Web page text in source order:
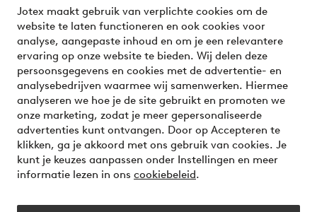
Jotex maakt gebruik van verplichte cookies om de
website te laten functioneren en ook cookies voor
analyse, aangepaste inhoud en om je een relevantere
ervaring op onze website te bieden. Wij delen deze
persoonsgegevens en cookies met de advertentie- en
analysebedrijven waarmee wij samenwerken. Hiermee
analyseren we hoe je de site gebruikt en promoten we
onze marketing, zodat je meer gepersonaliseerde
advertenties kunt ontvangen. Door op Accepteren te
klikken, ga je akkoord met ons gebruik van cookies. Je
kunt je keuzes aanpassen onder Instellingen en meer
informatie lezen in ons cookiebeleid.
Veilig betalen - Nu betalen of opsplitsen
Wil je meer weten over onze betaalopties?